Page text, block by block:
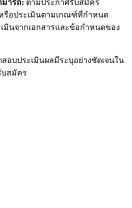
ารถ: ตามประกาศรับสมัคร
รือประเมินตามเกณฑ์ที่กำหนด
มินจากเอกสารและข้อกำหนดของ
อบประเมินผลมีระบุอย่างชัดเจนใน
บสมัคร